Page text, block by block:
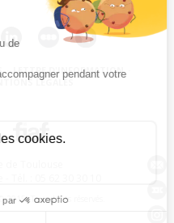
· LETTRE D'INFORMATION
LÉGALES
Toulouse
Tous droits réservés.